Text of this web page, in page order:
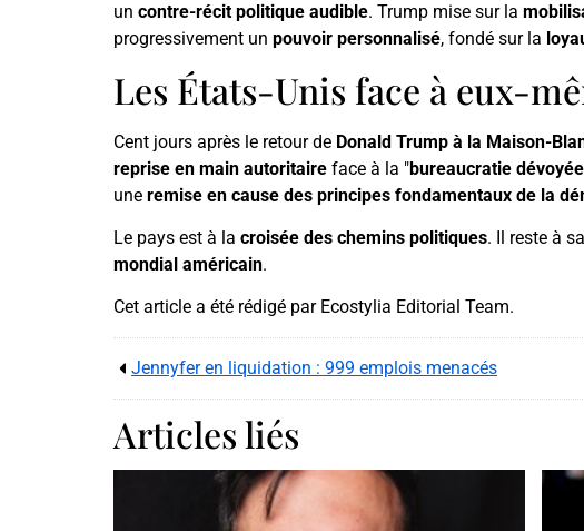
un contre-récit politique audible. Trump mise sur la
progressivement un pouvoir personnalisé, fondé sur la
Les États-Unis face à eux-
Cent jours après le retour de Donald Trump à la Maison-
reprise en main autoritaire face à la "bureaucratie dévoyée
une remise en cause des principes fondamentaux de la
Le pays est à la croisée des chemins politiques. Il reste à
mondial américain.
Cet article a été rédigé par Ecostylia Editorial Team.
Jennyfer en liquidation : 999 emplois menacés
Articles liés